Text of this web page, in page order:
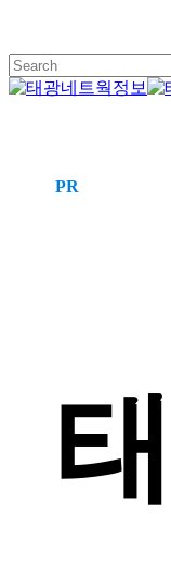
main
content
Close
PR
태